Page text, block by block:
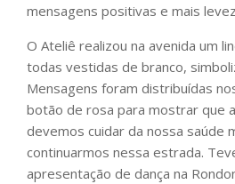
mensagens positivas e mais
O Ateliê realizou na avenida um
todas vestidas de branco,
Mensagens foram distribuídas
botão de rosa para mostrar que
devemos cuidar da nossa saúde
continuarmos nessa estrada.
apresentação de dança na